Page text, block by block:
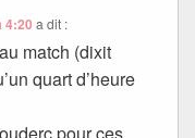
4:20 a dit :
match (dixit
quart d’heure